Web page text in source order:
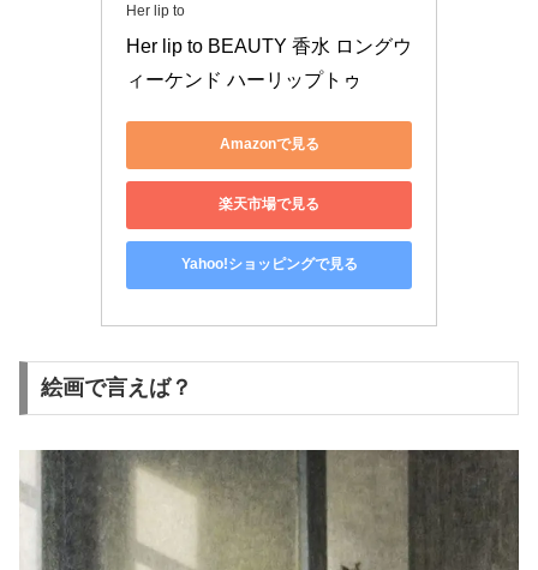
Her lip to
Her lip to BEAUTY 香水 ロングウ
ィーケンド ハーリップトゥ
Amazonで見る
楽天市場で見る
Yahoo!ショッピングで見る
絵画で言えば？